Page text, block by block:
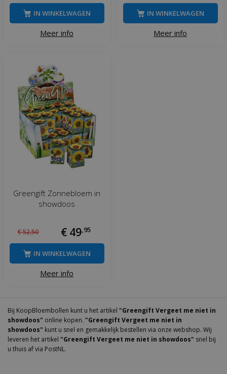
Meer info
IN WINKELWAGEN
Meer info
IN WINKELWAGEN
Greengift Zonnebloem in
showdoos
€52,50 € 49,95
Meer info
IN WINKELWAGEN
Bij KoopBloembollen kunt u het artikel "Greengift Vergeet me niet in
showdoos" online kopen. "Greengift Vergeet me niet in
showdoos" kunt u snel en gemakkelijk bestellen via onze webshop. Wij
leveren het artikel "Greengift Vergeet me niet in showdoos" snel bij
u thuis af via PostNL.